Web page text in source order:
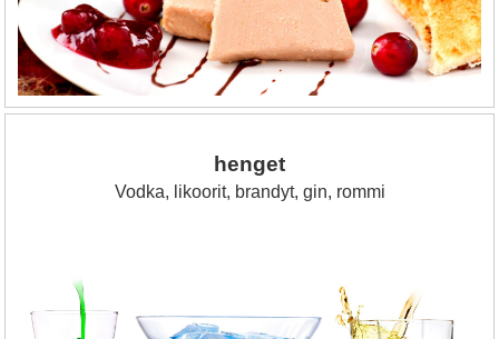
henget
Vodka, likoorit, brandyt, gin, rommi